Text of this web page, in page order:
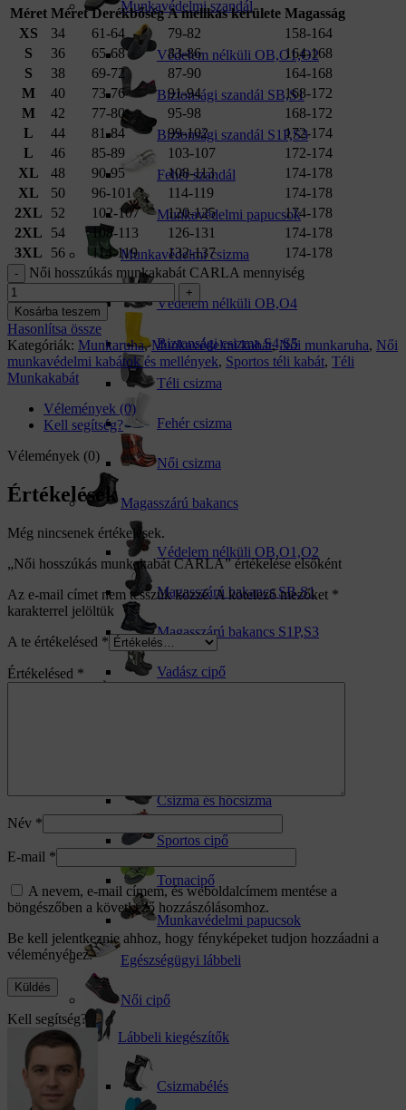
Munkavédelmi szandál
Védelem nélküli OB,O1,O2
Biztonsági szandál SB,S1
Biztonsági szandál S1P,S3
Fehér szandál
Munkavédelmi papucsok
Munkavédelmi csizma
Védelem nélküli OB,O4
Biztonsági csizma S4,S5
Téli csizma
Fehér csizma
Női csizma
Magasszárú bakancs
Védelem nélküli OB,O1,O2
Magasszárú bakancs SB,S1
Magasszárú bakancs S1P,S3
Vadász cipő
Csizma és hócsizma
Sportos cipő
Tornacipő
Munkavédelmi papucsok
Egészségügyi lábbeli
Női cipő
Lábbeli kiegészítők
Csizmabélés
Méret Méret Derékbőség A mellkas kerülete Magasság
XS
34 61-64 79-82
158-164
S
36 65-68 83-86
164-168
S
38 69-72 87-90
164-168
M
40 73-76 91-94
168-172
M
42 77-80 95-98
168-172
L
44 81-84 99-102
172-174
L
46 85-89 103-107
172-174
XL
48 90-95 108-113
174-178
XL
50 96-101 114-119
174-178
2XL
52 102-107 120-125
174-178
2XL
54 108-113 126-131
174-178
3XL
56 114-119 132-137
174-178
Női hosszúkás munkakabát CARLA mennyiség
Kosárba teszem
Hasonlítsa össze
Kategóriák: Munkaruha, Munkavédelmi kabát, Női munkaruha, Női
munkavédelmi kabátok és mellények, Sportos téli kabát, Téli
Munkakabát
Vélemények (0)
Kell segítség?
Vélemények (0)
Értékelések
Még nincsenek értékelések.
„Női hosszúkás munkakabát CARLA” értékelése elsőként
Az e-mail címet nem tesszük közzé.A kötelező mezőket *
karakterrel jelöltük
A te értékelésed *
Értékelésed *
Név *
E-mail *
A nevem, e-mail címem, és weboldalcímem mentése a
böngészőben a következő hozzászólásomhoz.
Be kell jelentkeznie ahhoz, hogy fényképeket tudjon hozzáadni a
véleményéhez.
Kell segítség?